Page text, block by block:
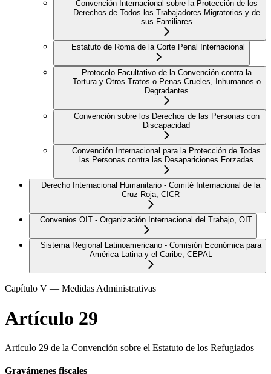
Convención Internacional sobre la Protección de los
Derechos de Todos los Trabajadores Migratorios y de
sus Familiares
Estatuto de Roma de la Corte Penal Internacional
Protocolo Facultativo de la Convención contra la
Tortura y Otros Tratos o Penas Crueles, Inhumanos o
Degradantes
Convención sobre los Derechos de las Personas con
Discapacidad
Convención Internacional para la Protección de Todas
las Personas contra las Desapariciones Forzadas
Derecho Internacional Humanitario - Comité Internacional de la
Cruz Roja, CICR
Convenios OIT - Organización Internacional del Trabajo, OIT
Sistema Regional Latinoamericano - Comisión Económica para
América Latina y el Caribe, CEPAL
Capítulo V — Medidas Administrativas
Artículo 29
Artículo 29 de la Convención sobre el Estatuto de los Refugiados
Gravámenes fiscales